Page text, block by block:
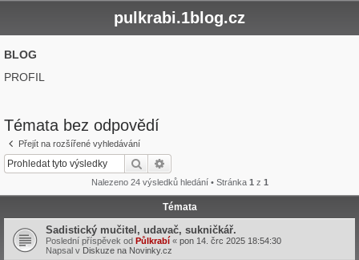
pulkrabi.1blog.cz
BLOG
PROFIL
Témata bez odpovědí
Přejít na rozšířené vyhledávání
Hledat
Nalezeno 24 výsledků hledání • Stránka 1 z 1
Témata
Sadistický mučitel, udavač, sukničkář.
Poslední příspěvek od Půlkrabí « pon 14. črc 2025 18:54:30
Napsal v Diskuze na Novinky.cz